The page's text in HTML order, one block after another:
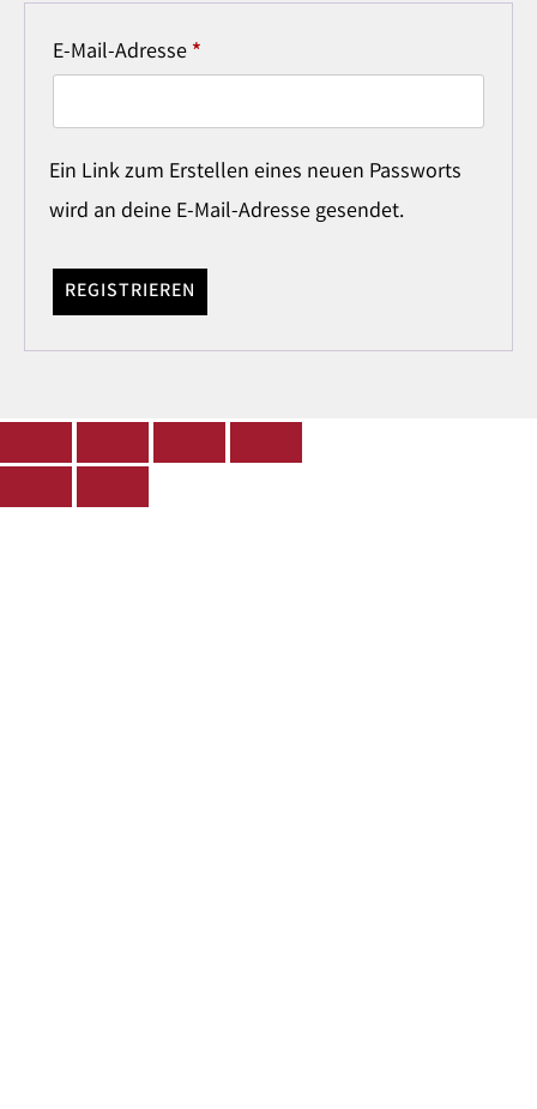
E-Mail-Adresse*
Ein Link zum Erstellen eines neuen Passworts
wird an deine E-Mail-Adresse gesendet.
REGISTRIEREN